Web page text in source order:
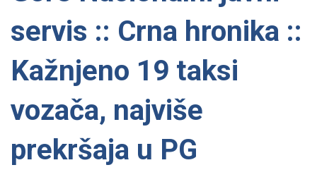
servis :: Crna hronika ::
Kažnjeno 19 taksi
vozača, najviše
prekršaja u PG